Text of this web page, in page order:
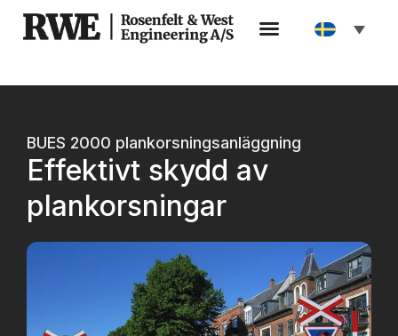
BUES 2000 plankorsningsanläggning
Effektivt skydd av
plankorsningar